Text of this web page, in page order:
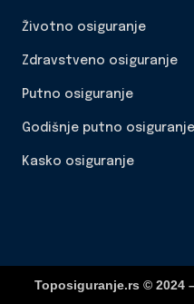
Životno osiguranje
Zdravstveno osiguranje
Putno osiguranje
Godišnje putno osiguranje
Kasko osiguranje
Toposiguranje.rs © 2024